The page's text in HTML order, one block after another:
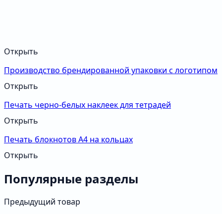
Открыть
Производство брендированной упаковки с логотипом
Открыть
Печать черно-белых наклеек для тетрадей
Открыть
Печать блокнотов А4 на кольцах
Открыть
Популярные разделы
Предыдущий товар